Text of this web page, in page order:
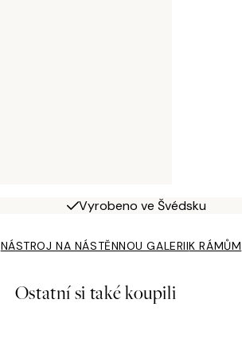
Vyrobeno ve Švédsku
NÁSTROJ NA NÁSTĚNNOU GALERIIK RÁMŮM
Ostatní si také koupili